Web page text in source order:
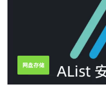
网盘存储